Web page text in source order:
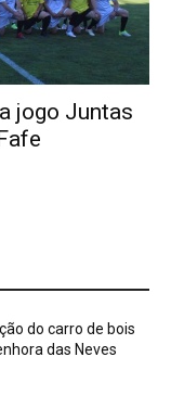
jogo Juntas
do carro de bois
das Neves